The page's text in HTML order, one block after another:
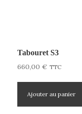
Tabouret S3
660,00 € TTC
Ajouter au panier